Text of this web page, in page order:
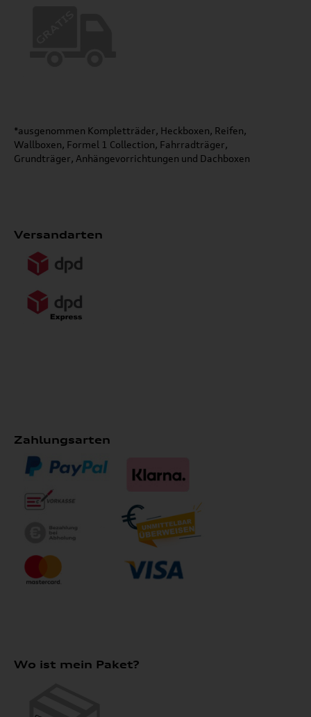
*ausgenommen Kompletträder, Heckboxen, Reifen,
Wallboxen, Formel 1 Collection, Fahrradträger,
Grundträger, Anhängevorrichtungen und Dachboxen
Versandarten
Zahlungsarten
Wo ist mein Paket?